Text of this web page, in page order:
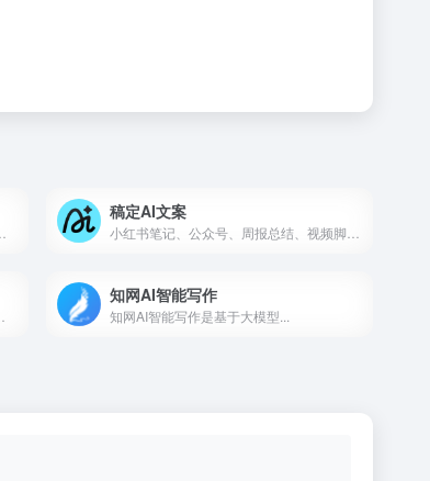
稿定AI文案
知网AI智能写作
知网AI智能写作是基于大模型...